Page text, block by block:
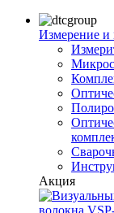
Измерение и
Акция